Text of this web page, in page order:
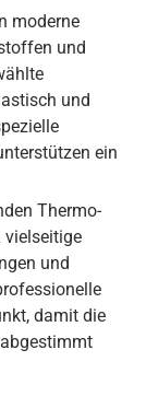
moderne
und
und
ein
Thermo-
vielseitige
und
damit die